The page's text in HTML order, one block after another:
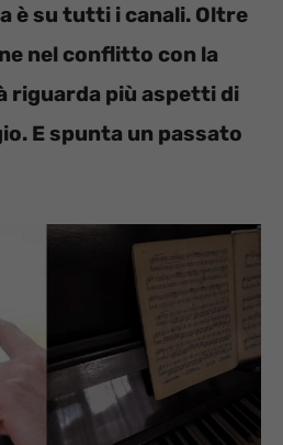
è su tutti i canali. Oltre
nel conflitto con la
riguarda più aspetti di
E spunta un passato